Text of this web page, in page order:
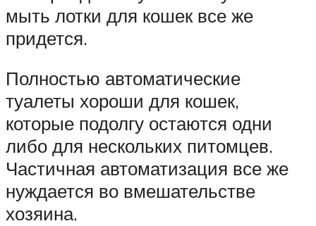
мыть лотки для кошек все же
придется.
Полностью автоматические
туалеты хороши для кошек,
которые подолгу остаются одни
либо для нескольких питомцев.
Частичная автоматизация все же
нуждается во вмешательстве
хозяина.